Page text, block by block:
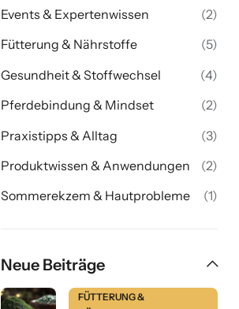
Events & Expertenwissen
(2)
Fütterung & Nährstoffe
(5)
Gesundheit & Stoffwechsel
(4)
Pferdebindung & Mindset
(2)
Praxistipps & Alltag
(3)
Produktwissen & Anwendungen
(2)
Sommerekzem & Hautprobleme
(1)
Neue Beiträge
FÜTTERUNG &